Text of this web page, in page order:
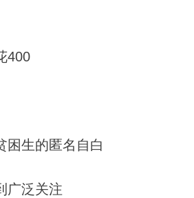
400
困生的匿名自白
广泛关注